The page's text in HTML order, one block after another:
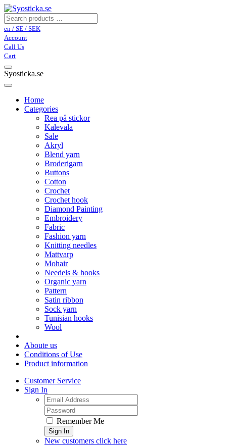
en / SE / SEK
Account
Call Us
Cart
Syosticka.se
Home
Categories
Rea på stickor
Kalevala
Sale
Akryl
Blend yarn
Broderigarn
Buttons
Cotton
Crochet
Crochet hook
Diamond Painting
Embroidery
Fabric
Fashion yarn
Knitting needles
Mattvarp
Mohair
Needels & hooks
Organic yarn
Pattern
Satin ribbon
Sock yarn
Tunisian hooks
Wool
Aboute us
Conditions of Use
Product information
Customer Service
Sign In
Remember Me
Sign In
New customers click here